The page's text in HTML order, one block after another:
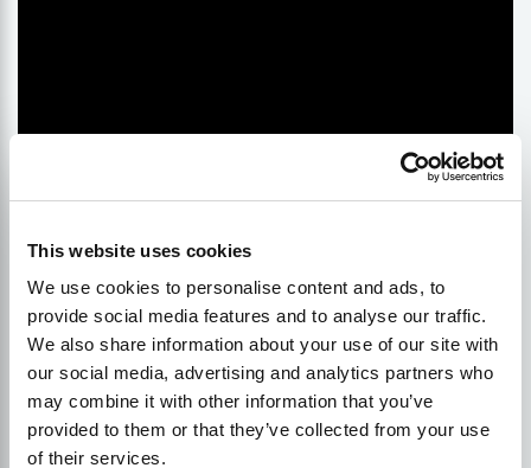
This website uses cookies
We use cookies to personalise content and ads, to
provide social media features and to analyse our traffic.
We also share information about your use of our site with
our social media, advertising and analytics partners who
may combine it with other information that you’ve
provided to them or that they’ve collected from your use
of their services.